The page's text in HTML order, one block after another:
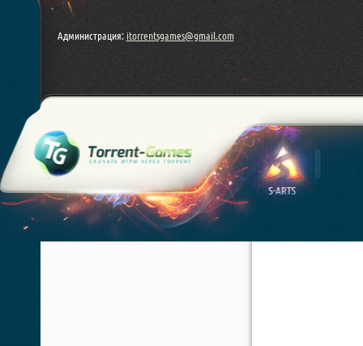
Администрация: itorrentsgames@gmail.com